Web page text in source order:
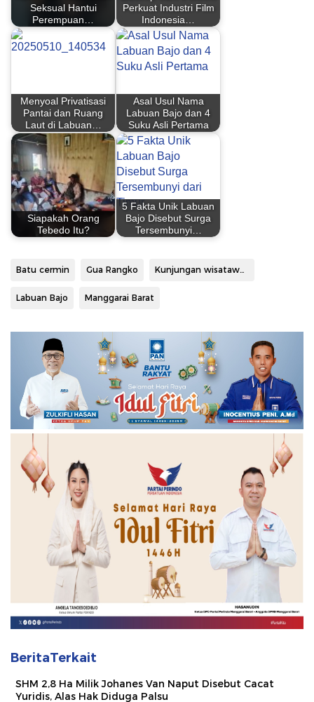
Seksual Hantui
Perempuan…
Perkuat Industri Film
Indonesia…
Menyoal Privatisasi
Pantai dan Ruang
Laut di Labuan…
Asal Usul Nama
Labuan Bajo dan 4
Suku Asli Pertama
Siapakah Orang
Tebedo Itu?
5 Fakta Unik Labuan
Bajo Disebut Surga
Tersembunyi…
Batu cermin Gua Rangko Kunjungan wisatawan
Labuan Bajo Manggarai Barat
BeritaTerkait
SHM 2,8 Ha Milik Johanes Van Naput Disebut Cacat
Yuridis, Alas Hak Diduga Palsu